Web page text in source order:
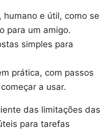
e útil, como se
para um amigo.
simples para
prática, com passos
a usar.
das limitações das
para tarefas